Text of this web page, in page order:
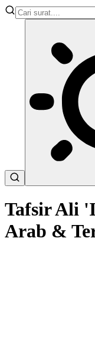
Tafsir Ali
Arab &